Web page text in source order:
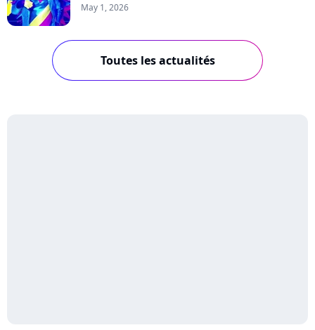
May 1, 2026
Toutes les actualités